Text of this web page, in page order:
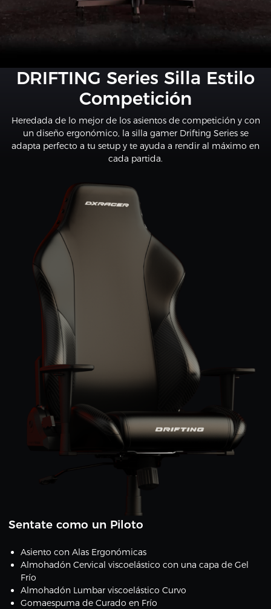
DRIFTING Series Silla Estilo
Competición
Heredada de lo mejor de los asientos de competición y con
un diseño ergonómico, la silla gamer Drifting Series se
adapta perfecto a tu setup y te ayuda a rendir al máximo en
cada partida.
Sentate como un Piloto
Asiento con Alas Ergonómicas
Almohadón Cervical viscoelástico con una capa de Gel
Frío
Almohadón Lumbar viscoelástico Curvo
Gomaespuma de Curado en Frío